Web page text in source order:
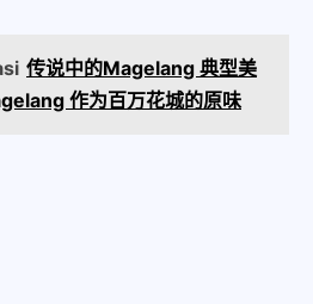
传说中的Magelang 典型美
作为百万花城的原味